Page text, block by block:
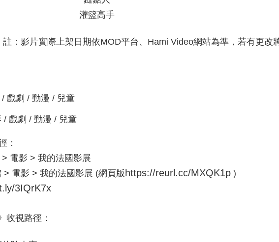
灌籃高手
註：影片實際上架日期依MOD平台、Hami Video網站為準，若有更改
戲劇 / 動漫 / 兒童
/ 戲劇 / 動漫 / 兒童
：
電影 > 我的法國影展
電影 > 我的法國影展 (網頁版 https://reurl.cc/MXQK1p )
3IQrK7x
收視路徑：